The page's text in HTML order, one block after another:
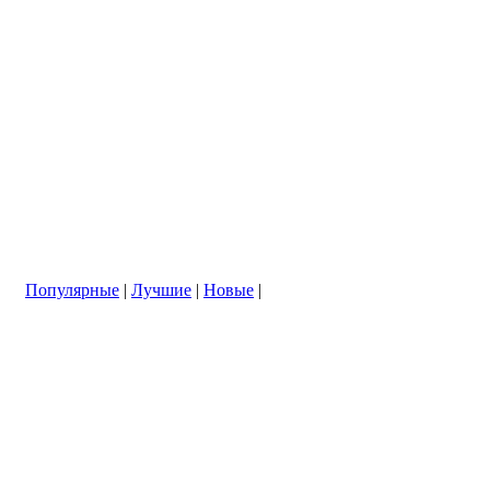
Популярные | Лучшие | Новые |